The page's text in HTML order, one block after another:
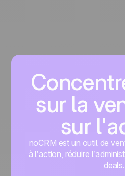
sur la
sur
noCRM est un outil de
à l’action, réduire
deals.